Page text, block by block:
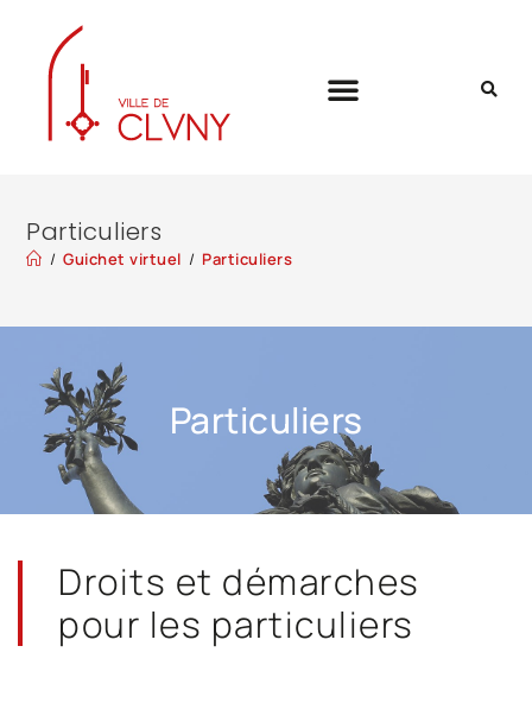
Particuliers
/ Guichet virtuel / Particuliers
Particuliers
Droits et démarches
pour les particuliers